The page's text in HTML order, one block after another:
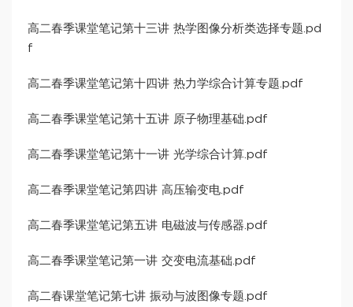
高二春季课堂笔记第十三讲 热学图像分析类选择专题.pd
f
高二春季课堂笔记第十四讲 热力学综合计算专题.pdf
高二春季课堂笔记第十五讲 原子物理基础.pdf
高二春季课堂笔记第十一讲 光学综合计算.pdf
高二春季课堂笔记第四讲 高压输变电.pdf
高二春季课堂笔记第五讲 电磁波与传感器.pdf
高二春季课堂笔记第一讲 交变电流基础.pdf
高二春课堂笔记第七讲 振动与波图像专题.pdf